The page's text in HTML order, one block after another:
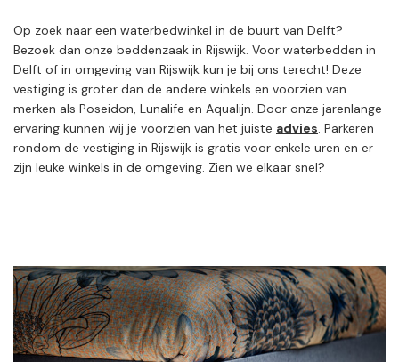
Op zoek naar een waterbedwinkel in de buurt van Delft?
Bezoek dan onze beddenzaak in Rijswijk. Voor waterbedden in
Delft of in omgeving van Rijswijk kun je bij ons terecht! Deze
vestiging is groter dan de andere winkels en voorzien van
merken als Poseidon, Lunalife en Aqualijn. Door onze jarenlange
ervaring kunnen wij je voorzien van het juiste advies. Parkeren
rondom de vestiging in Rijswijk is gratis voor enkele uren en er
zijn leuke winkels in de omgeving. Zien we elkaar snel?